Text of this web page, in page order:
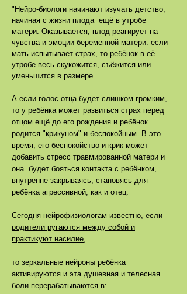
"Нейро-биологи начинают изучать детство,
начиная с жизни плода ещё в утробе
матери. Оказывается, плод реагирует на
чувства и эмоции беременной матери: если
мать испытывает страх, то ребёнок в её
утробе весь скукожится, съёжится или
уменьшится в размере.
А если голос отца будет слишком громким,
то у ребёнка может развиться страх перед
отцом ещё до его рождения и ребёнок
родится "крикуном" и беспокойным. В это
время, его беспокойство и крик может
добавить стресс травмированной матери и
она будет бояться контакта с ребёнком,
внутренне закрываясь, становясь для
ребёнка агрессивной, как и отец.
Сегодня нейрофизиологам известно, если
родители ругаются между собой и
практикуют насилие,
то зеркальные нейроны ребёнка
активируются и эта душевная и телесная
боли перерабатываются в: